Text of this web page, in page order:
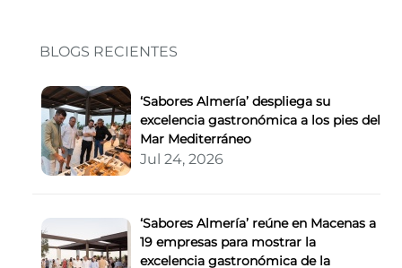
BLOGS RECIENTES
‘Sabores Almería’ despliega su
excelencia gastronómica a los pies del
Mar Mediterráneo
Jul 24, 2026
‘Sabores Almería’ reúne en Macenas a
19 empresas para mostrar la
excelencia gastronómica de la